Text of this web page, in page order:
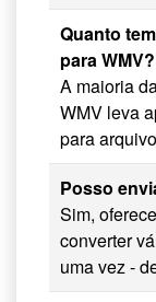
Quanto
para WMV?
A maioria
WMV leva
para
Posso
Sim,
converter
uma vez -